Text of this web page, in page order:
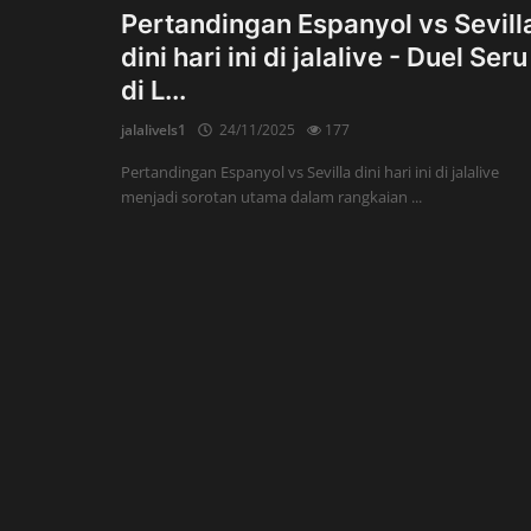
Pertandingan Espanyol vs
dini hari ini di jalalive - Duel Seru
di L...
jalalivels1 24/11/2025 177
Pertandingan Espanyol vs Sevilla dini hari ini di jalalive
menjadi sorotan utama dalam rangkaian ...